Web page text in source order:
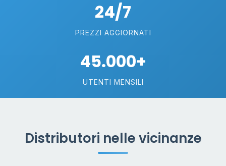
24/7
PREZZI AGGIORNATI
45.000+
UTENTI MENSILI
Distributori nelle vicinanze